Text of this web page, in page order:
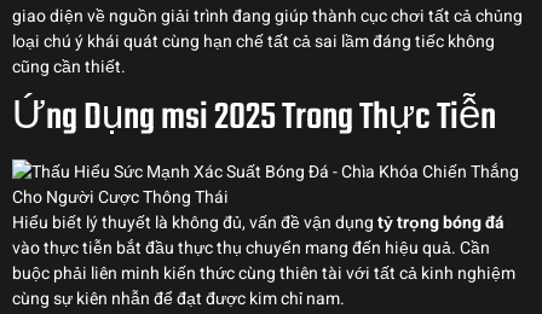
giao diện về nguồn giải trình đang giúp thành cục chơi tất cả chủng
loại chú ý khái quát cùng hạn chế tất cả sai lầm đáng tiếc không
cũng cần thiết.
Ứng Dụng msi 2025 Trong Thực Tiễn
Hiểu biết lý thuyết là không đủ, vấn đề vận dụngtỷ trọng bóng đá
vào thực tiễn bắt đầu thực thụ chuyển mang đến hiệu quả. Cần
buộc phải liên minh kiến thức cùng thiên tài với tất cả kinh nghiệm
cùng sự kiên nhẫn để đạt được kim chỉ nam.